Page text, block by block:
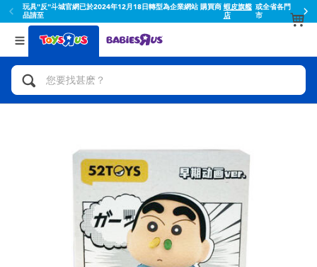
玩具"反"斗城官網已於2024年12月18日轉型為企業網站 購買商
品請至
蝦皮旗艦
店
或全省各門
市
返回
分類目錄
人氣英雄,角色扮演,射擊玩具
拼砌組合及樂高LEGO
玩具車,貨車,火車及遙控系列
手工藝,文具,蠟筆,泥膠,畫板
返回
品牌
Toy Story玩具總動員
52TOYS
Fuggler
Miniso名創優品